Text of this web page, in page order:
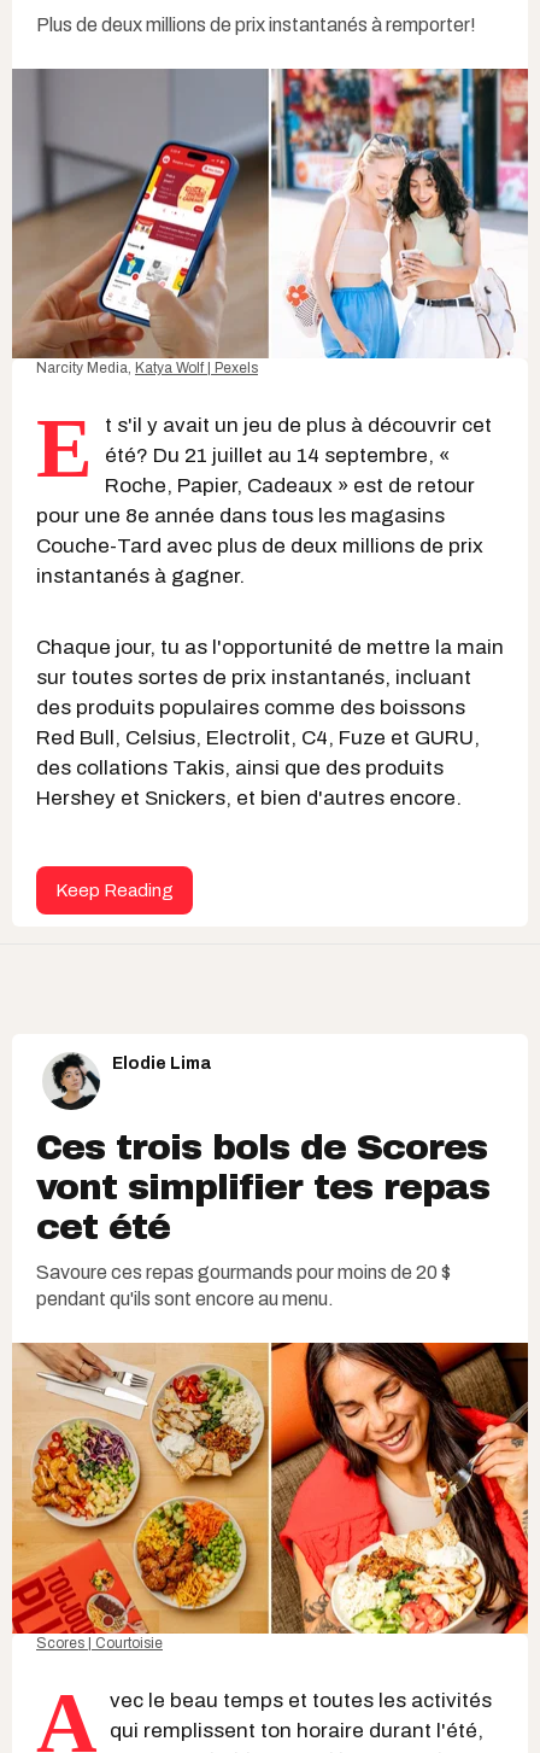
Plus de deux millions de prix instantanés à remporter!
Narcity Media, Katya Wolf | Pexels
E
t s'il y avait un jeu de plus à découvrir cet
été? Du 21 juillet au 14 septembre, «
Roche, Papier, Cadeaux » est de retour
pour une 8e année dans tous les magasins
Couche-Tard avec plus de deux millions de prix
instantanés à gagner.
Chaque jour, tu as l'opportunité de mettre la main
sur toutes sortes de prix instantanés, incluant
des produits populaires comme des boissons
Red Bull, Celsius, Electrolit, C4, Fuze et GURU,
des collations Takis, ainsi que des produits
Hershey et Snickers, et bien d'autres encore.
Keep Reading
Elodie Lima
Ces trois bols de Scores
vont simplifier tes repas
cet été
Savoure ces repas gourmands pour moins de 20 $
pendant qu'ils sont encore au menu.
Scores | Courtoisie
A vec le beau temps et toutes les activités
qui remplissent ton horaire durant l'été,